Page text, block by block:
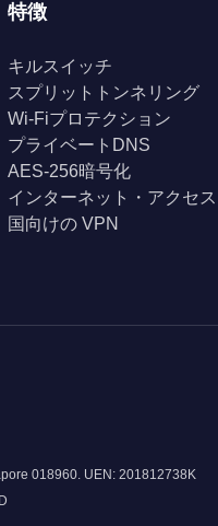
特徴
キルスイッチ
スプリットトンネリング
Wi-Fiプロテクション
プライベートDNS
AES-256暗号化
インターネット・アクセス
国向けの VPN
018960. UEN: 201812738K